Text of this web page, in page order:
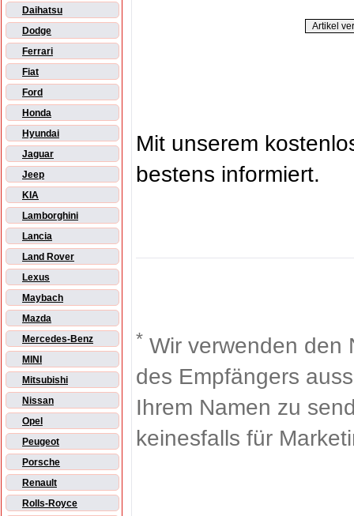
Daihatsu
Dodge
Ferrari
Fiat
Ford
Honda
Hyundai
Jaguar
Jeep
KIA
Lamborghini
Lancia
Land Rover
Lexus
Maybach
Mazda
Mercedes-Benz
MINI
Mitsubishi
Nissan
Opel
Peugeot
Porsche
Renault
Rolls-Royce
Mit unserem
bestens informiert.
* Wir verwenden den
des Empfängers
Ihrem Namen zu
keinesfalls für